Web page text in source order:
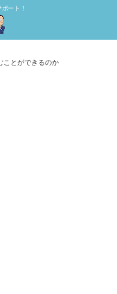
ート！
ことができるのか